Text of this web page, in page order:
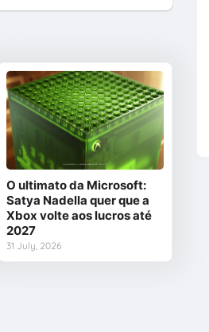
O ultimato da Microsoft:
Satya Nadella quer que a
Xbox volte aos lucros até
2027
31 July, 2026